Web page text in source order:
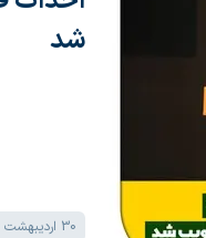
شد
30 اردیبهشت 1404